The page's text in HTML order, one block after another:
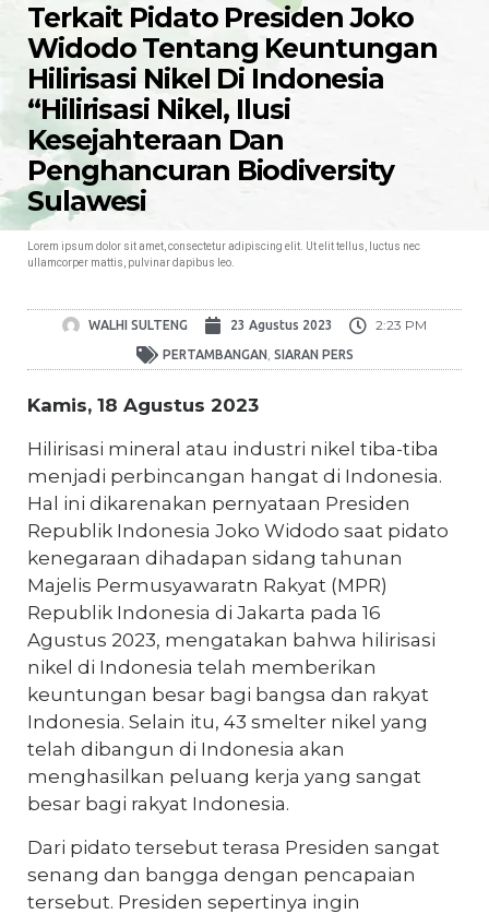
Terkait Pidato Presiden Joko
Widodo Tentang Keuntungan
Hilirisasi Nikel Di Indonesia
“Hilirisasi Nikel, Ilusi
Kesejahteraan Dan
Penghancuran Biodiversity
Sulawesi
Lorem ipsum dolor sit amet, consectetur adipiscing elit. Ut elit tellus, luctus nec
ullamcorper mattis, pulvinar dapibus leo.
WALHI SULTENG 23 Agustus 2023 2:23 PM
PERTAMBANGAN, SIARAN PERS
Kamis, 18 Agustus 2023
Hilirisasi mineral atau industri nikel tiba-tiba
menjadi perbincangan hangat di Indonesia.
Hal ini dikarenakan pernyataan Presiden
Republik Indonesia Joko Widodo saat pidato
kenegaraan dihadapan sidang tahunan
Majelis Permusyawaratn Rakyat (MPR)
Republik Indonesia di Jakarta pada 16
Agustus 2023, mengatakan bahwa hilirisasi
nikel di Indonesia telah memberikan
keuntungan besar bagi bangsa dan rakyat
Indonesia. Selain itu, 43 smelter nikel yang
telah dibangun di Indonesia akan
menghasilkan peluang kerja yang sangat
besar bagi rakyat Indonesia.
Dari pidato tersebut terasa Presiden sangat
senang dan bangga dengan pencapaian
tersebut. Presiden sepertinya ingin